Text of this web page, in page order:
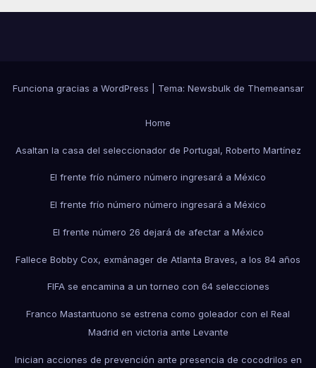
Funciona gracias a WordPress Tema: Newsbulkde Themeansar
Home
Asaltan la casa del seleccionador de Portugal, Roberto Martínez
El frente frío número número ingresará a México
El frente frío número número ingresará a México
El frente número 26 dejará de afectar a México
Fallece Bobby Cox, exmánager de Atlanta Braves, a los 84 años
FIFA se encamina a un torneo con 64 selecciones
Franco Mastantuono se estrena como goleador con el Real
Madrid en victoria ante Levante
Inician acciones de prevención ante presencia de cocodrilos en